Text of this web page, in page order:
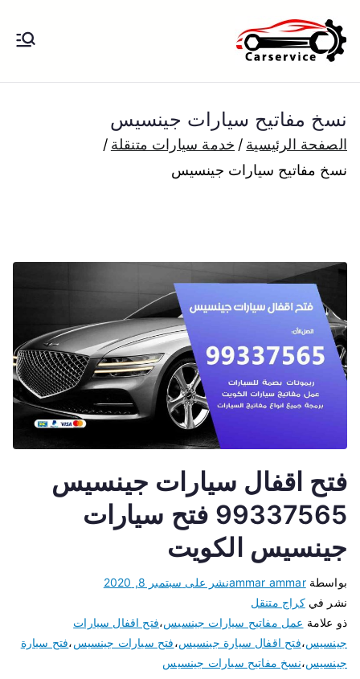
إلى
المحتوى
الكويت
بنشر متنقل الكويت كهرباء وبنشر تبديل
بارخص الاسعار
نسخ مفاتيح سيارات جينسيس
الصفحة الرئيسية
خدمة سيارات متنقلة
نسخ مفاتيح سيارات جينسيس
فتح اقفال سيارات جينسيس
99337565 فتح سيارات
جينسيس الكويت
بواسطةammar ammarنشر على سبتمبر 8, 2020
نشر فيكراج متنقل
ذو علامة عمل مفاتيح سيارات جينسيس،فتح اقفال سيارات
جينسيس،فتح اقفال سيارة جينسيس،فتح سيارات جينسيس،فتح سيارة
جينسيس،نسخ مفاتيح سيارات جينسيس